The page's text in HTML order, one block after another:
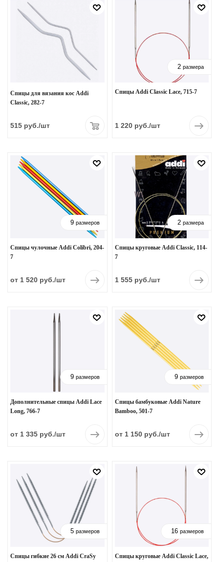
Спицы для вязания кос Addi
Classic, 282-7
515 руб./шт
2 размера
Спицы Addi Classic Lace, 715-7
1 220 руб./шт
9 размеров
Спицы чулочные Addi Colibri, 204-
7
от 1 520 руб./шт
2 размера
Спицы круговые Addi Classic, 114-
7
1 555 руб./шт
9 размеров
Дополнительные спицы Addi Lace
Long, 766-7
от 1 335 руб./шт
9 размеров
Спицы бамбуковые Addi Nature
Bamboo, 501-7
от 1 150 руб./шт
5 размеров
Спицы гибкие 26 см Addi CraSy
16 размеров
Спицы круговые Addi Classic Lace,